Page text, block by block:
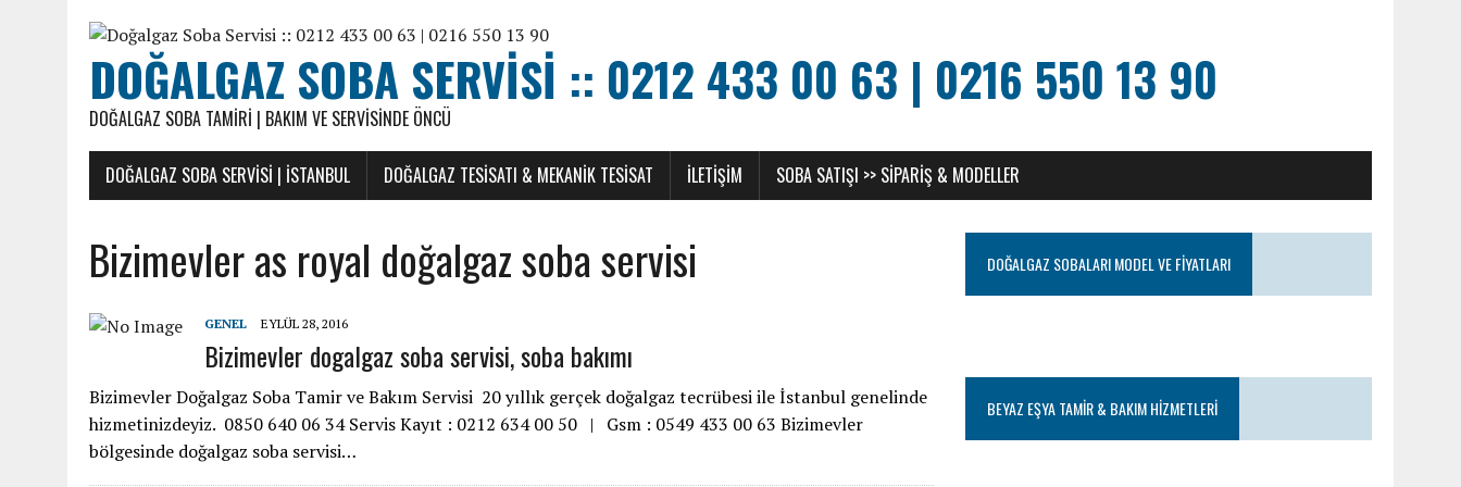
DOĞALGAZ SOBA SERVISI :: 0212 433 00 63 | 0216 550 13 90
DOĞALGAZ SOBA TAMIRI | BAKIM VE SERVISINDE ÖNCÜ
DOĞALGAZ SOBA SERVISI | İSTANBUL DOĞALGAZ TESISATI & MEKANIK TESISAT ILETIŞIM SOBA SATIŞI >> SIPARIŞ & MODELLER
Bizimevler as royal doğalgaz soba servisi
GENEL EYLÜL 28, 2016
Bizimevler dogalgaz soba servisi, soba bakımı
Bizimevler Doğalgaz Soba Tamir ve Bakım Servisi 20 yıllık gerçek doğalgaz tecrübesi ile İstanbul genelinde
hizmetinizdeyiz. 0850 640 06 34 Servis Kayıt : 0212 634 00 50 | Gsm : 0549 433 00 63 Bizimevler
bölgesinde doğalgaz soba servisi…
DOĞALGAZ SOBALARI MODEL VE FIYATLARI
BEYAZ EŞYA TAMIR & BAKIM HIZMETLERI